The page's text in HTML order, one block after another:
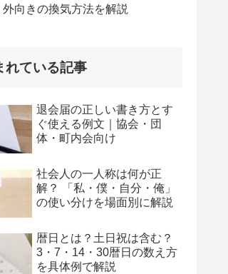
向きの換気方法を解説
れている記事
退会届の正しい書き方とす
ぐ使える例文｜協会・団
体・町内会向け
社会人の一人称は何が正
解？ 「私・僕・自分・俺」
の使い分けを場面別に解説
暦日とは？土日祝は含む？
3・7・14・30暦日の数え方
を具体例で解説